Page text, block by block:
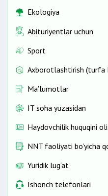
Ekologiya
Abituriyentlar uchun
Sport
Axborotlashtirish (turfa
Ma’lumotlar
IT soha yuzasidan
Haydovchilik huquqini
NNT faoliyati bo'yicha
Yuridik lug‘at
Ishonch telefonlari